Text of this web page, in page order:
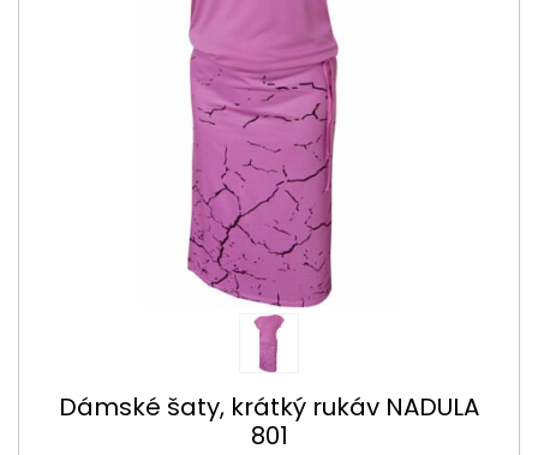
Dámské šaty, krátký rukáv NADULA
801